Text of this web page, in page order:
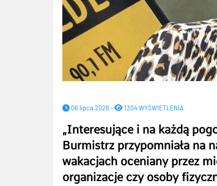
06 lipca 2026 - 1304 WYŚWIETLENIA
„Interesujące i na każdą
Burmistrz przypomniała na
wakacjach oceniany przez
organizacje czy osoby